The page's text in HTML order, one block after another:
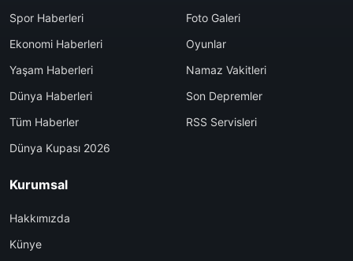
Spor Haberleri
Ekonomi Haberleri
Yaşam Haberleri
Dünya Haberleri
Tüm Haberler
Dünya Kupası 2026
Foto Galeri
Oyunlar
Namaz Vakitleri
Son Depremler
RSS Servisleri
Kurumsal
Hakkımızda
Künye